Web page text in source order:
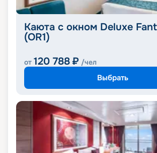
Каюта с окном Deluxe
(OR1)
от 120 788 ₽ /чел
Выбрать